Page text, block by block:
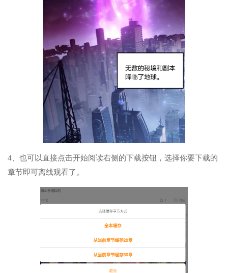
4、也可以直接点击开始阅读右侧的下载按钮，选择你要下载的
章节即可离线观看了。